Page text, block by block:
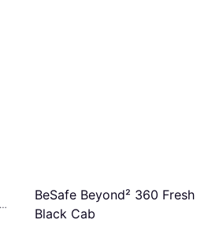
BeSafe Beyond² 360 Fresh
Black Cab